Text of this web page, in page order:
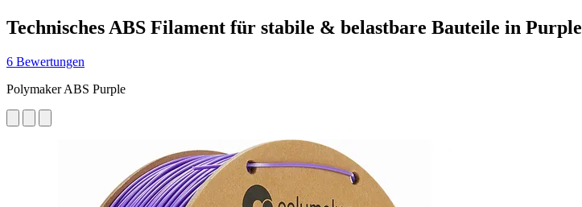
Technisches ABS Filament für stabile & belastbare Bauteile in Purple
6 Bewertungen
Polymaker ABS Purple